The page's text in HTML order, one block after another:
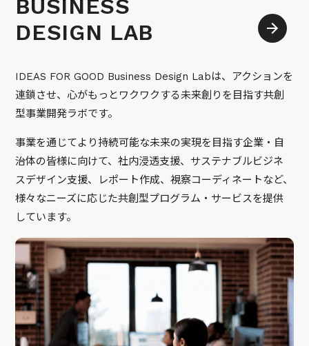
BUSINESS
DESIGN LAB
IDEAS FOR GOOD Business Design Labは、アクションを
連鎖させ、心がもっとワクワクする未来創りを目指す共創
型事業開発ラボです。
事業を通じてより持続可能な未来の実現を目指す企業・自
治体の皆様に向けて、社内浸透支援、サステナブルビジネ
スデザイン支援、レポート作成、視察コーディネートなど、
様々なニーズに応じた共創型プログラム・サービスを提供
しています。